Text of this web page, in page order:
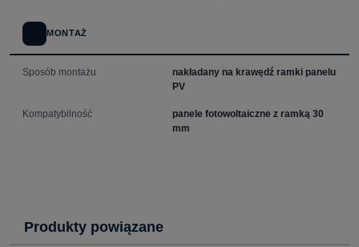
MONTAŻ
Sposób montażu
nakładany na krawędź ramki panelu
PV
Kompatybilność
panele fotowoltaiczne z ramką 30
mm
Produkty powiązane